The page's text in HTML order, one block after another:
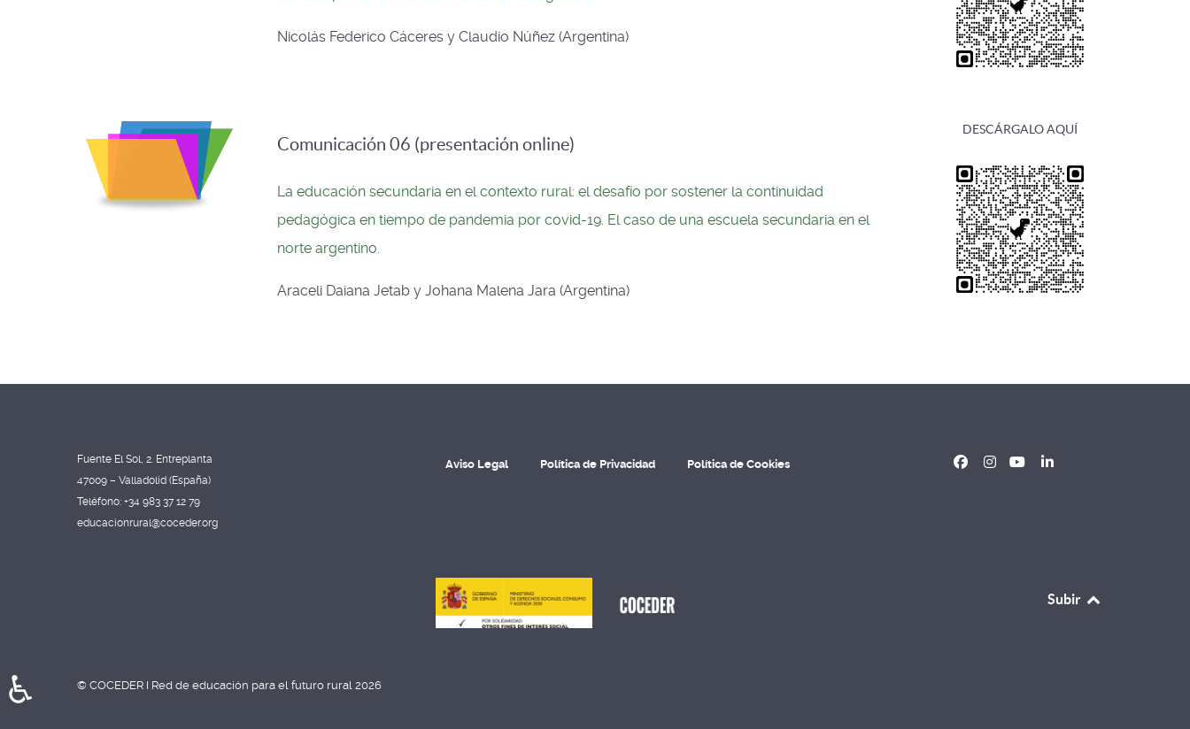
Nicolás Federico Cáceres y Claudio Núñez (Argentina)
Comunicación 06 (presentación online)
La educación secundaria en el contexto rural: el desafío por sostener la continuidad
pedagógica en tiempo de pandemia por covid-19. El caso de una escuela secundaria en el
norte argentino.
Araceli Daiana Jetab y Johana Malena Jara (Argentina)
DESCÁRGALO AQUÍ
Fuente El Sol, 2. Entreplanta
47009 – Valladolid (España)
Teléfono: +34 983 37 12 79
educacionrural@coceder.org
Aviso Legal Política de Privacidad Política de Cookies
Subir
© COCEDER I Red de educación para el futuro rural 2026